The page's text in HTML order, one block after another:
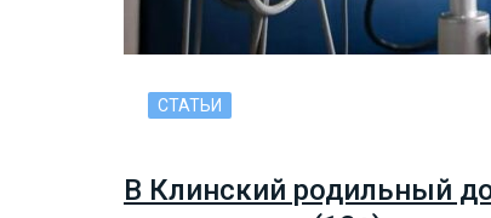
СТАТЬИ
В Клинский родильный